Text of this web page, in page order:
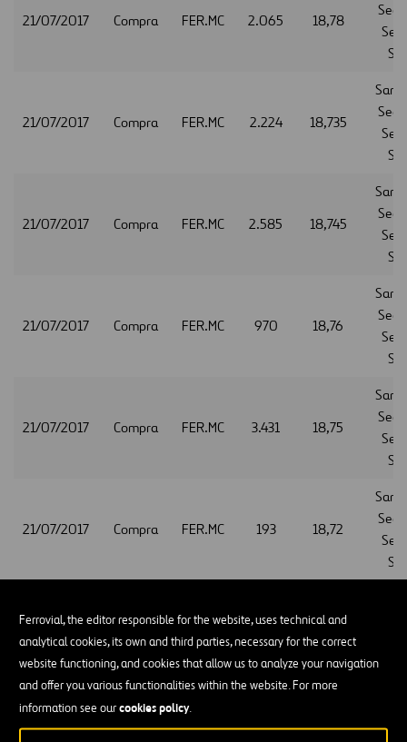
Ferrovial, the editor responsible for the website, uses technical and
analytical cookies, its own and third parties, necessary for the correct
website functioning, and cookies that allow us to analyze your navigation
and offer you various functionalities within the website. For more
information see ourcookies policy.
21/07/2017 Compra FER.MC 2.065 18,78
21/07/2017 Compra FER.MC 2.224 18,735
21/07/2017 Compra FER.MC 2.585 18,745
21/07/2017 Compra FER.MC 970 18,76
21/07/2017 Compra FER.MC 3.431 18,75
21/07/2017 Compra FER.MC 193 18,72
21/07/2017 Compra 2.139
21/07/2017 Compra FER.MC 3.798 18,845